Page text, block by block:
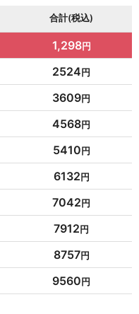
合計(税込)
1,298
2524
3609
4568
5410
6132
7042
7912
8757
9560